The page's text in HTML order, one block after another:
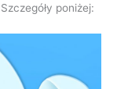
poniżej: